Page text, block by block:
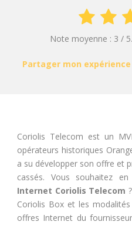
Note moyenne : 3 /
Partager mon
Coriolis Telecom est un
opérateurs historiques
a su développer son offre et
cassés. Vous souhaitez
Internet Coriolis Telecom
Coriolis Box et les
offres Internet du